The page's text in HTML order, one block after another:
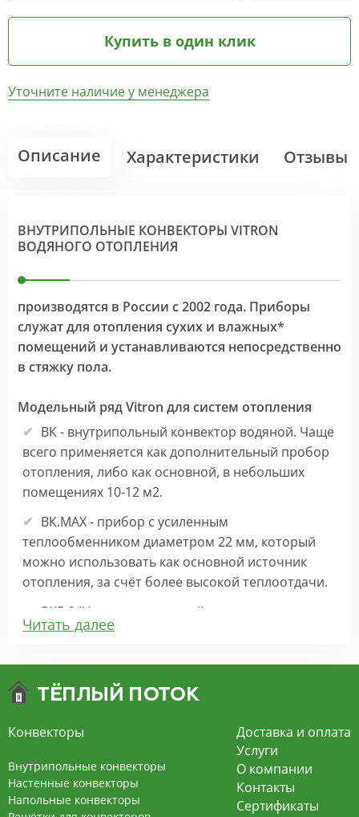
Купить в один клик
Уточните наличие у менеджера
Описание Характеристики Отзывы
ВНУТРИПОЛЬНЫЕ КОНВЕКТОРЫ VITRON
ВОДЯНОГО ОТОПЛЕНИЯ
производятся в России с 2002 года. Приборы
служат для отопления сухих и влажных*
помещений и устанавливаются непосредственно
в стяжку пола.
Модельный ряд Vitron для систем отопления
ВК - внутрипольный конвектор водяной. Чаще
всего применяется как дополнительный пробор
отопления, либо как основной, в небольших
помещениях 10-12 м2.
ВК.МАХ - прибор с усиленным
теплообменником диаметром 22 мм, который
можно использовать как основной источник
отопления, за счёт более высокой теплоотдачи.
ВКВ 24V – внутрипольный конвектор
отопления с вентилятором на 24В подходит для
экономит электроэнергию и бесшумно работает.
конвекцией на 220В. За счет тангенциального
вентилятора создает принудительную
конвекцию, что позволяет обогревать
помещения большой площади.
Читать далее
Конвекторы
Внутрипольные конвекторы
Настенные конвекторы
Напольные конвекторы
Доставка и оплата
Услуги
О компании
Контакты
Сертификаты